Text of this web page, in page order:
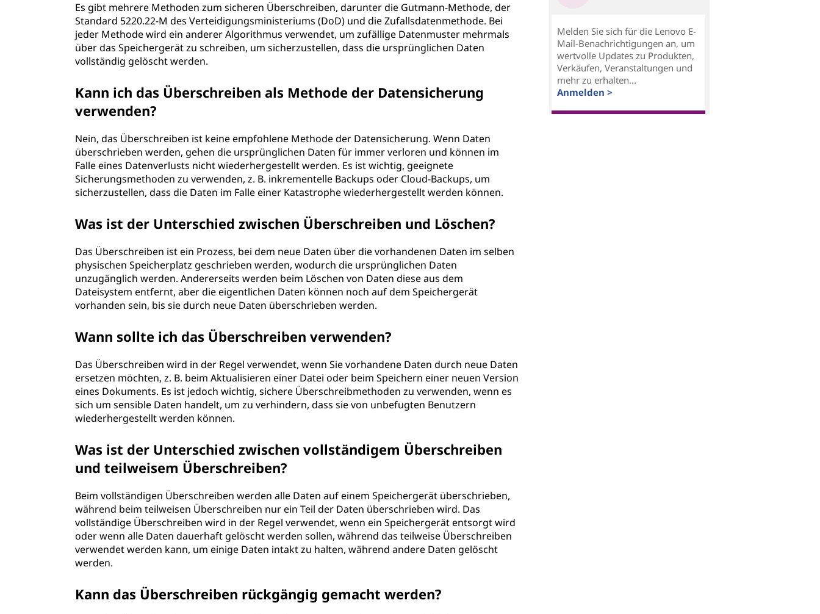
Es gibt mehrere Methoden zum sicheren Überschreiben, darunter die Gutmann-Methode, der
Standard 5220.22-M des Verteidigungsministeriums (DoD) und die Zufallsdatenmethode. Bei
jeder Methode wird ein anderer Algorithmus verwendet, um zufällige Datenmuster mehrmals
über das Speichergerät zu schreiben, um sicherzustellen, dass die ursprünglichen Daten
vollständig gelöscht werden.
Kann ich das Überschreiben als Methode der Datensicherung
verwenden?
Nein, das Überschreiben ist keine empfohlene Methode der Datensicherung. Wenn Daten
überschrieben werden, gehen die ursprünglichen Daten für immer verloren und können im
Falle eines Datenverlusts nicht wiederhergestellt werden. Es ist wichtig, geeignete
Sicherungsmethoden zu verwenden, z. B. inkrementelle Backups oder Cloud-Backups, um
sicherzustellen, dass die Daten im Falle einer Katastrophe wiederhergestellt werden können.
Was ist der Unterschied zwischen Überschreiben und Löschen?
Das Überschreiben ist ein Prozess, bei dem neue Daten über die vorhandenen Daten im selben
physischen Speicherplatz geschrieben werden, wodurch die ursprünglichen Daten
unzugänglich werden. Andererseits werden beim Löschen von Daten diese aus dem
Dateisystem entfernt, aber die eigentlichen Daten können noch auf dem Speichergerät
vorhanden sein, bis sie durch neue Daten überschrieben werden.
Wann sollte ich das Überschreiben verwenden?
Das Überschreiben wird in der Regel verwendet, wenn Sie vorhandene Daten durch neue Daten
ersetzen möchten, z. B. beim Aktualisieren einer Datei oder beim Speichern einer neuen Version
eines Dokuments. Es ist jedoch wichtig, sichere Überschreibmethoden zu verwenden, wenn es
sich um sensible Daten handelt, um zu verhindern, dass sie von unbefugten Benutzern
wiederhergestellt werden können.
Was ist der Unterschied zwischen vollständigem Überschreiben
und teilweisem Überschreiben?
Beim vollständigen Überschreiben werden alle Daten auf einem Speichergerät überschrieben,
während beim teilweisen Überschreiben nur ein Teil der Daten überschrieben wird. Das
vollständige Überschreiben wird in der Regel verwendet, wenn ein Speichergerät entsorgt wird
oder wenn alle Daten dauerhaft gelöscht werden sollen, während das teilweise Überschreiben
verwendet werden kann, um einige Daten intakt zu halten, während andere Daten gelöscht
werden.
Kann das Überschreiben rückgängig gemacht werden?
Melden Sie sich für die Lenovo E-
Mail-Benachrichtigungen an, um
wertvolle Updates zu Produkten,
Verkäufen, Veranstaltungen und
mehr zu erhalten...
Anmelden >